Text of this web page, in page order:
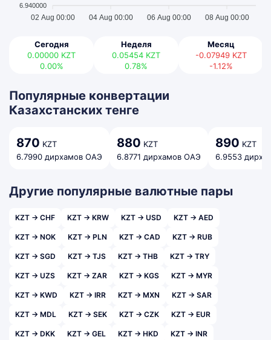
6.940000
02 Aug 00:00 04 Aug 00:00 06 Aug 00:00 08 Aug 00:00
Сегодня
0.00000 KZT
0.00%
Неделя
0.05454 KZT
0.78%
Месяц
-0.07949 KZT
-1.12%
Популярные конвертации
Казахстанских тенге
870 KZT
6.7990 дирхамов ОАЭ
880 KZT
6.8771 дирхамов ОАЭ
890 KZT
6.9553
Другие популярные валютные пары
KZT → CHF KZT → KRW KZT → USD KZT → AED
KZT → NOK KZT → PLN KZT → CAD KZT → RUB
KZT → SGD KZT → TJS KZT → THB KZT → TRY
KZT → UZS KZT → ZAR KZT → KGS KZT → MYR
KZT → KWD KZT → IRR KZT → MXN KZT → SAR
KZT → MDL KZT → SEK KZT → CZK KZT → EUR
KZT → DKK KZT → GEL KZT → HKD KZT → INR